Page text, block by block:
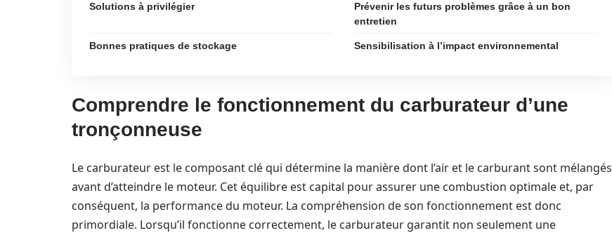
Solutions à privilégier
Prévenir les futurs problèmes grâce à un bon
entretien
Bonnes pratiques de stockage Sensibilisation à l’impact environnemental
Comprendre le fonctionnement du carburateur d’une
tronçonneuse
Le carburateur est le composant clé qui détermine la manière dont l’air et le carburant sont mélangés
avant d’atteindre le moteur. Cet équilibre est capital pour assurer une combustion optimale et, par
conséquent, la performance du moteur. La compréhension de son fonctionnement est donc
primordiale. Lorsqu’il fonctionne correctement, le carburateur garantit non seulement une